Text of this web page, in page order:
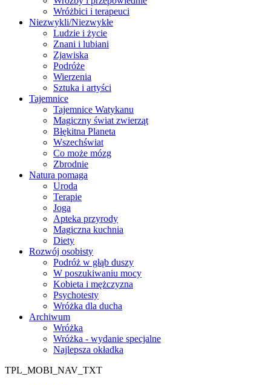
Wróżbici i terapeuci
Niezwykli/Niezwykłe
Ludzie i życie
Znani i lubiani
Zjawiska
Podróże
Wierzenia
Sztuka i artyści
Tajemnice
Tajemnice Watykanu
Magiczny świat zwierząt
Błękitna Planeta
Wszechświat
Co może mózg
Zbrodnie
Natura pomaga
Uroda
Terapie
Joga
Apteka przyrody
Magiczna kuchnia
Diety
Rozwój osobisty
Podróż w głąb duszy
W poszukiwaniu mocy
Kobieta i mężczyzna
Psychotesty
Wróżka dla ducha
Archiwum
Wróżka
Wróżka - wydanie specjalne
Najlepsza okładka
TPL_MOBI_NAV_TXT